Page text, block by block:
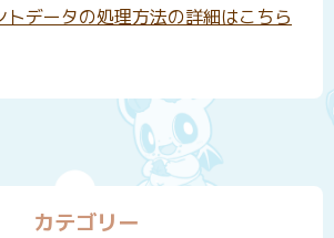
トデータの処理方法の詳細はこちら
カテゴリー